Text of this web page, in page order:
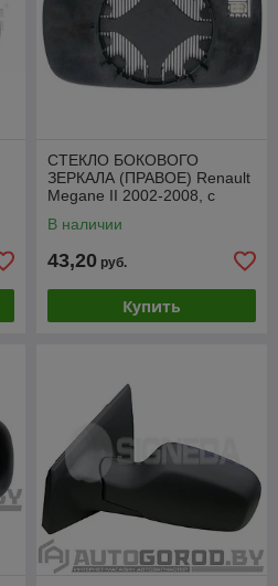
СТЕКЛО БОКОВОГО
ЗЕРКАЛА (ПРАВОЕ) Renault
Megane II 2002-2008, с
В наличии
43,20 руб.
Купить